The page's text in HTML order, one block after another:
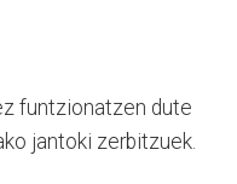
funtzionatzen dute
jantoki zerbitzuek.